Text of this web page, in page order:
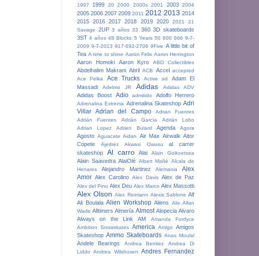
1997
1999 20 2000 2000s 2001 2003 2004
2005 2006 2007 2009 2011 2012 2013 2014
2015 2016 2017 2018 2019 2020 2021
21
Savage
2UP 3 años 33 360 3D skateboards
3ST 4 años 48 Blocks 5 Years 50 600 666 9-7-
2009 9-7-2013 917-692-2706 9Five A little bit of
Tea A time to shine Aaron Felix Aaron Herrington
Aaron Homoki Aaron Kyro ABD Collectibles
Abdelhalim Makrani Abril ACB Accel accepted
Ace Pelka
Ace Trucks Active ad
Adam El
Massadi
Adelmo JR Adidas Adidas ADV
Adidas Boost Adio admitido Adolfo Herrero
Adrenalina Extrema Adrenalina Skateshop Adri
Villar Adrian del Campo
Adrian Fuentes
Adrián Fuentes
Adrián García
Adrián Lobo
Adrian Lopez
Adrien Bulard Agenda Agora
Agosto Aguacate Aidan Air Max Airwalk Aitor
Copete
Ajedrez Akwasi Owusu
al carrer
skateshop
Al carro Alai Alain Goikoetxea
Alain Saavedra AlaiOlé Albert Mañé
Alcala de
Henares
Alejandro Martinez Alemania
Alex
Amor Alex Carolino Alex Davis Alex de Paz
Alex del Pino Alex Deu Alex Marco Alex Massotti
Alex Olson Alex Reimann Alexis Sablone Alf
Ali Boulala Alien Workshop Aliens Alis Allan
Wade Alltimers Almería Almost Alopecia Alvaro
Always on the Link
AM
Amanda Fordyce
Ambition Snowskates America Amigo
Amigos
Skateshop Ammo Skateboards Anas Moulal
Andele Bearings Andrea Benitez
Andrea Di
Liddo
Andrea Wilshusen Andres Fernandez